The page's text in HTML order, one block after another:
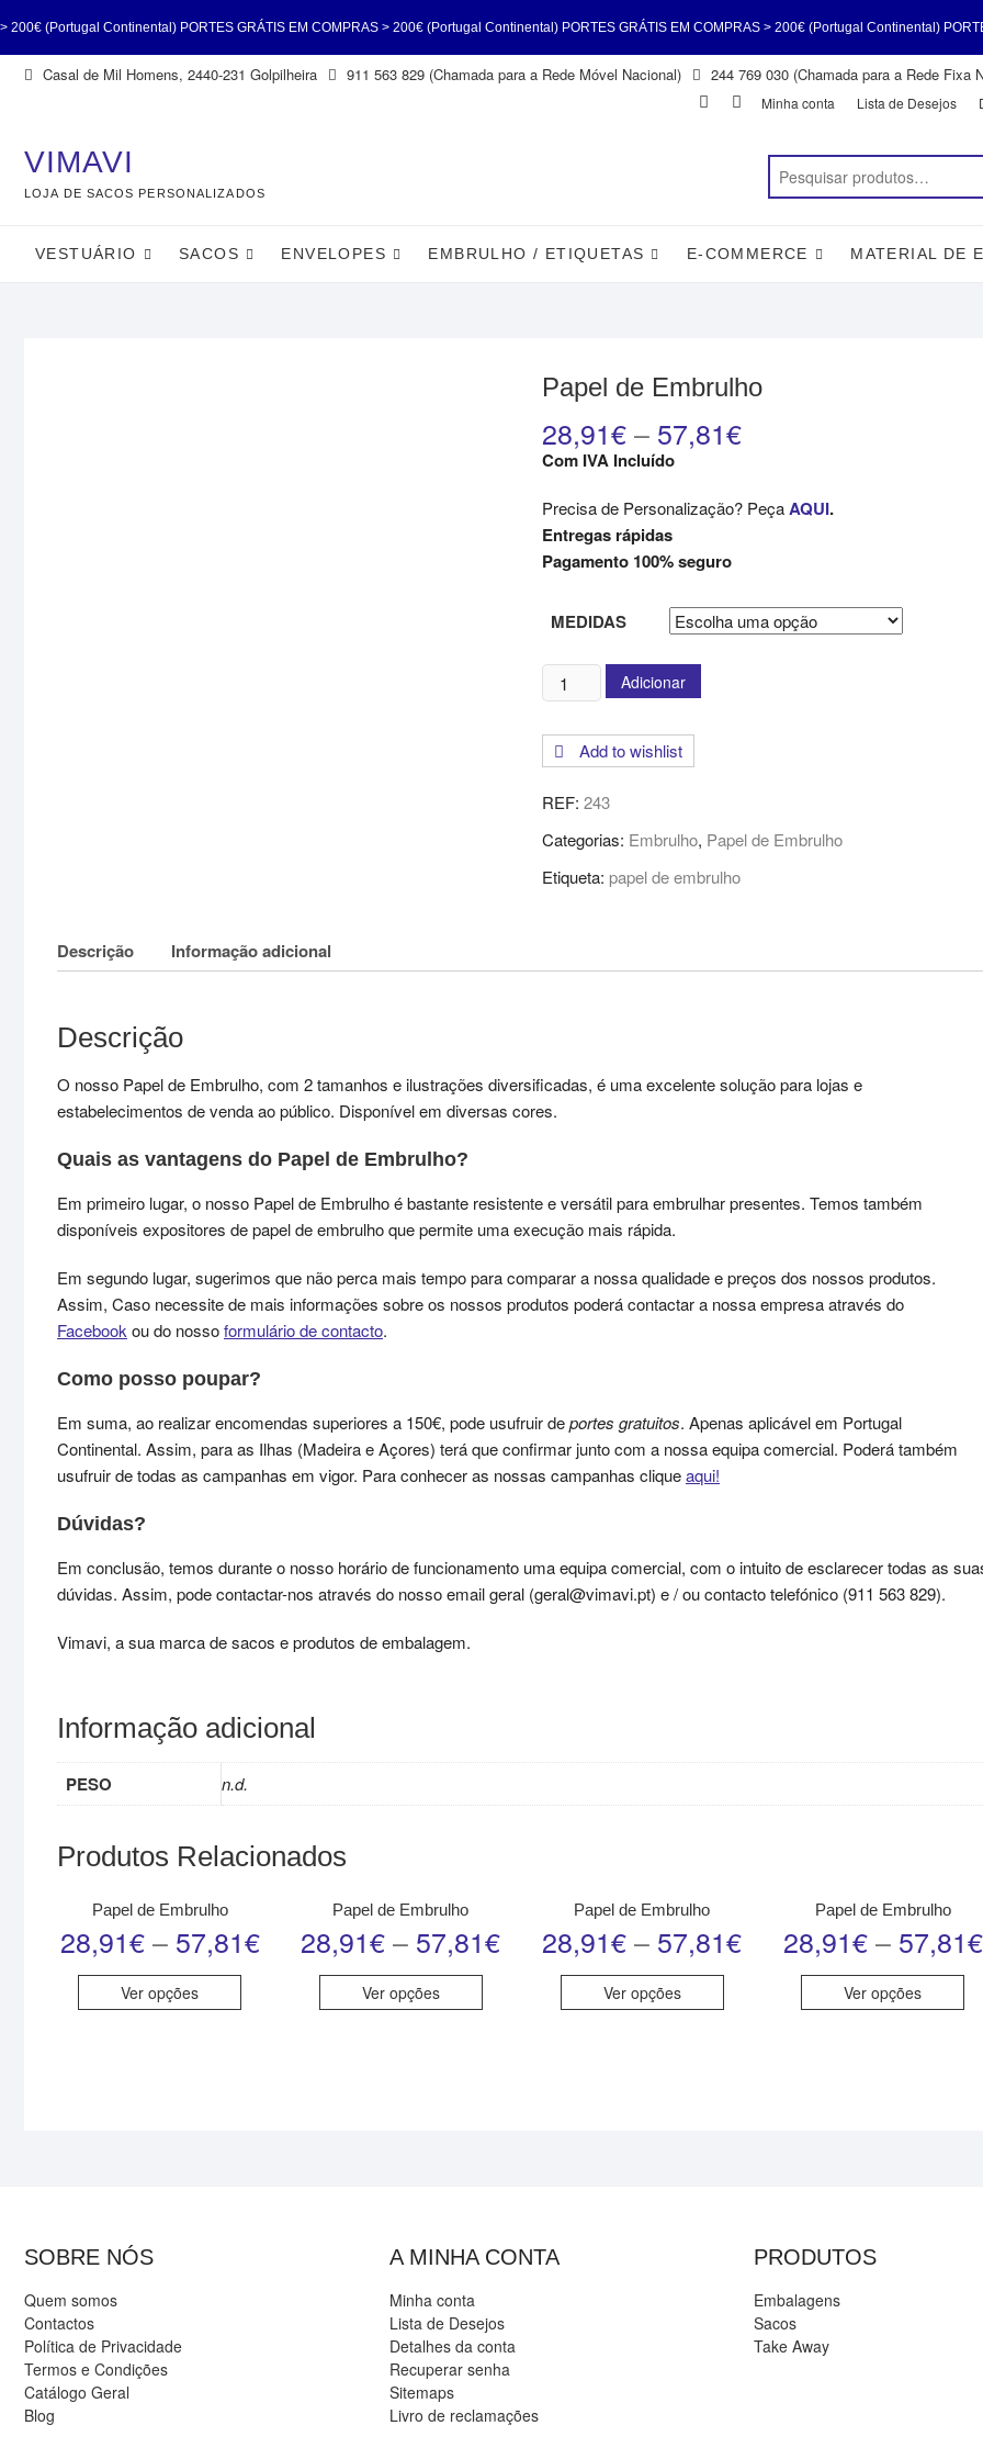
Continental) PORTES GRÁTIS EM COMPRAS > 200€ (Portugal Continental) PORTES GRÁTIS EM COMPRAS > 200€ (Portugal Continental) PORTES GRÁTIS
(Portugal Continental) PORTES GRÁTIS EM COMPRAS > 200€ (Portugal Continental) PORTES GRÁTIS EM COMPRAS > 200€ (Portugal Continental) PORTES
Skip Casal de Mil Homens, 2440-231 Golpilheira 911 563 829 (Chamada para a Rede Móvel Nacional) 244 769 030 (Chamada para a Rede Fixa
FacebookInstagram
Minha conta Lista de Desejos
VIMAVI
LOJA DE SACOS PERSONALIZADOS
VESTUÁRIO SACOS ENVELOPES EMBRULHO / ETIQUETAS E-COMMERCE MATERIAL DE
Papel de Embrulho
28,91€– 57,81€
Com IVA Incluído
Precisa de Personalização? PeçaAQUI.
Entregas rápidas
Pagamento 100% seguro
MEDIDAS
Quantidade
de
de
Adicionar
Add to wishlist
REF: 243
Categorias: Embrulho, Papel de Embrulho
Etiqueta: papel de embrulho
Descrição Informação adicional
Descrição
O nosso Papel de Embrulho, com 2 tamanhos e ilustrações diversificadas, é uma excelente solução para lojas e
estabelecimentos de venda ao público. Disponível em diversas cores.
Quais as vantagens do Papel de Embrulho?
Em primeiro lugar, o nosso Papel de Embrulho é bastante resistente e versátil para embrulhar presentes. Temos também
disponíveis expositores de papel de embrulho que permite uma execução mais rápida.
Em segundo lugar, sugerimos que não perca mais tempo para comparar a nossa qualidade e preços dos nossos produtos.
Assim, Caso necessite de mais informações sobre os nossos produtos poderá contactar a nossa empresa através do
Facebookou do nossoformulário de contacto.
Como posso poupar?
Em suma, ao realizar encomendas superiores a 150€, pode usufruir deportes gratuitos. Apenas aplicável em Portugal
Continental. Assim, para as Ilhas (Madeira e Açores) terá que confirmar junto com a nossa equipa comercial. Poderá também
usufruir de todas as campanhas em vigor. Para conhecer as nossas campanhas cliqueaqui!
Dúvidas?
Em conclusão, temos durante o nosso horário de funcionamento uma equipa comercial, com o intuito de esclarecer todas as
dúvidas. Assim, pode contactar-nos através do nosso email geral (geral@vimavi.pt) e / ou contacto telefónico (911 563 829).
Vimavi, a sua marca de sacos e produtos de embalagem.
Informação adicional
PESO n.d.
Produtos Relacionados
Papel de Embrulho
28,91€– 57,81€
Ver opções
Papel de Embrulho
28,91€– 57,81€
Ver opções
Papel de Embrulho
28,91€– 57,81€
Ver opções
Papel de Embrulho
28,91€– 57,81€
Ver opções
SOBRE NÓS
Quem somos
Contactos
Política de Privacidade
Termos e Condições
Catálogo Geral
Blog
A MINHA CONTA
Minha conta
Lista de Desejos
Detalhes da conta
Recuperar senha
Sitemaps
Livro de reclamações
PRODUTOS
Embalagens
Sacos
Take Away